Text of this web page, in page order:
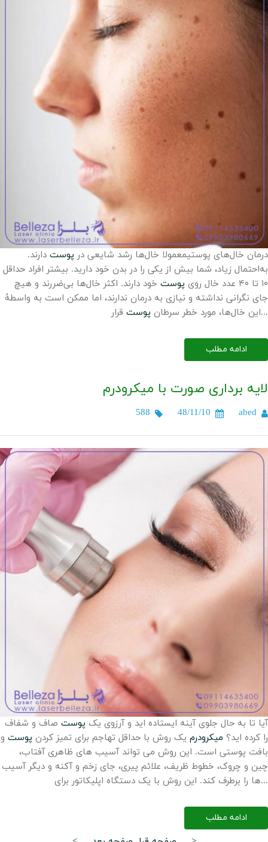
درمان خال‌های پوستیمعمولا خال‌ها رشد شایعی در پوست دارند.
به‌احتمال زیاد، شما بیش از یکی را در بدن خود دارید. بیشتر افراد حداقل
۱۰ تا ۴۰ عدد خال روی
پوست خود دارند. اکثر خال‌ها بی‌ضررند و هیچ
جای نگرانی نداشته و نیازی به درمان ندارند، اما ممکن است به واسطۀ
این خال‌ها، مورد خطر سرطان پوست قرار...
ادامه مطلب
لایه برداری صورت با میکرودرم
abed
48/11/10
588
آیا تا به حال جلوی آینه ایستاده اید و آرزوی یک پوست صاف و شفاف
را کرده اید؟ میکرودرم یک روش با حداقل تهاجم برای تمیز کردن پوست و
بافت پوستی است. این روش می تواند آسیب های ظاهری آفتاب،
چین و چروک، خطوط ظریف، علائم پیری، جای زخم و آکنه و دیگر آسیب
ها را برطرف کند. این روش با یک دستگاه اپلیکاتور برای...
ادامه مطلب